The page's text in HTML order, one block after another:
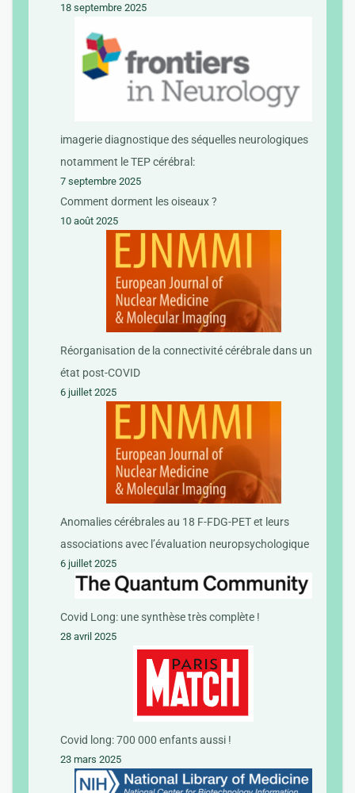
18 septembre 2025
imagerie diagnostique des séquelles neurologiques
notamment le TEP cérébral:
7 septembre 2025
Comment dorment les oiseaux ?
10 août 2025
Réorganisation de la connectivité cérébrale dans un
état post-COVID
6 juillet 2025
Anomalies cérébrales au 18 F-FDG-PET et leurs
associations avec l’évaluation neuropsychologique
6 juillet 2025
Covid Long: une synthèse très complète !
28 avril 2025
Covid long: 700 000 enfants aussi !
23 mars 2025